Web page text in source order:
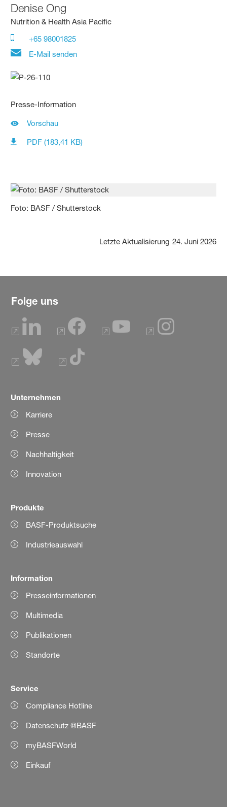
Denise Ong
Nutrition & Health Asia Pacific
+65 98001825
E-Mail senden
Presse-Information
Vorschau
PDF (183,41 KB)
Foto: BASF / Shutterstock
Letzte Aktualisierung 24. Juni 2026
Folge uns
Unternehmen
Karriere
Presse
Nachhaltigkeit
Innovation
Produkte
BASF-Produktsuche
Industrieauswahl
Information
Presseinformationen
Multimedia
Publikationen
Standorte
Service
Compliance Hotline
Datenschutz @BASF
myBASFWorld
Einkauf